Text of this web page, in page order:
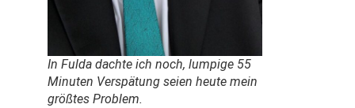
In Fulda dachte ich noch, lumpige 55
Minuten Verspätung seien heute mein
größtes Problem.